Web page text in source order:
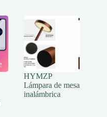
HYMZP
Lámpara de mesa
inalámbrica